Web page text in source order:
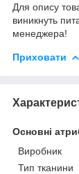
Для опису
виникнуть
менеджера!
Приховати
Основні
Виробник
Тип тканини